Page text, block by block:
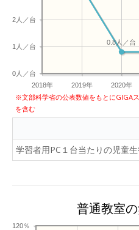
2018年 2019年 2020年
0人／台
1人／台
2人／台
0.8人／台
※文部科学省の公表数値をもとにGIGA
を含む
学習者用PC１台当たりの児童
普通教室
120％